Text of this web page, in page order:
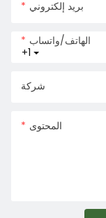
بريد إلكتروني
+1
الهاتف/واتساب
شركة
المحتوى